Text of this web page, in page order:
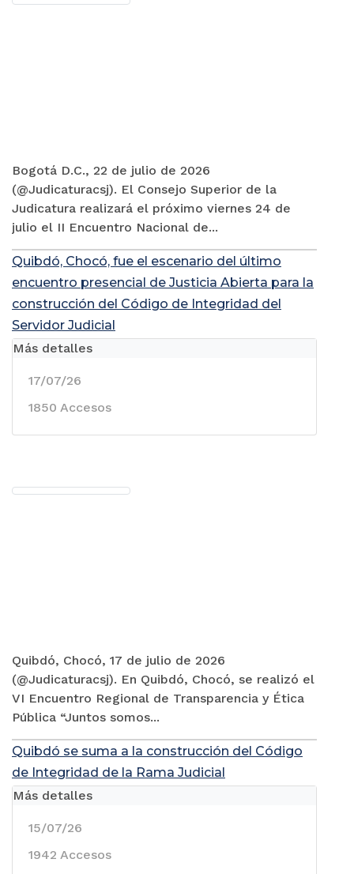
Bogotá D.C., 22 de julio de 2026
(@Judicaturacsj). El Consejo Superior de la
Judicatura realizará el próximo viernes 24 de
julio el II Encuentro Nacional de...
Quibdó, Chocó, fue el escenario del último
encuentro presencial de Justicia Abierta para la
construcción del Código de Integridad del
Servidor Judicial
Quibdó, Chocó, 17 de julio de 2026
(@Judicaturacsj). En Quibdó, Chocó, se realizó el
VI Encuentro Regional de Transparencia y Ética
Pública “Juntos somos...
Más detalles
17/07/26
1850 Accesos
Quibdó se suma a la construcción del Código
de Integridad de la Rama Judicial
Más detalles
15/07/26
1942 Accesos